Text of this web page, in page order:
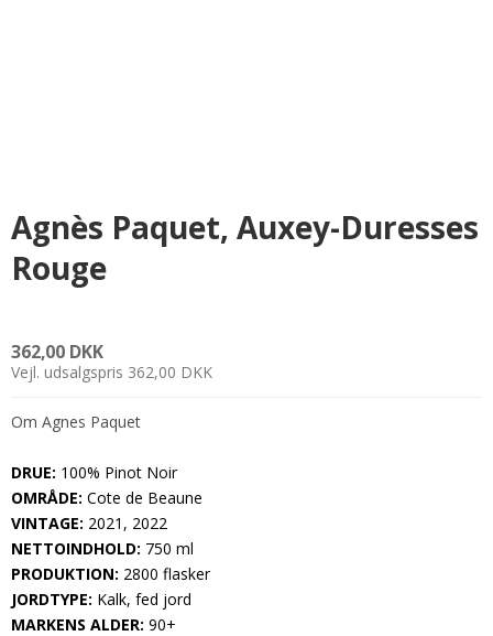
Agnès Paquet, Auxey-Duresses
Rouge
362,00 DKK
Vejl. udsalgspris 362,00 DKK
Om Agnes Paquet
DRUE: 100% Pinot Noir
OMRÅDE: Cote de Beaune
VINTAGE: 2021, 2022
NETTOINDHOLD: 750 ml
PRODUKTION: 2800 flasker
JORDTYPE: Kalk, fed jord
MARKENS ALDER: 90+